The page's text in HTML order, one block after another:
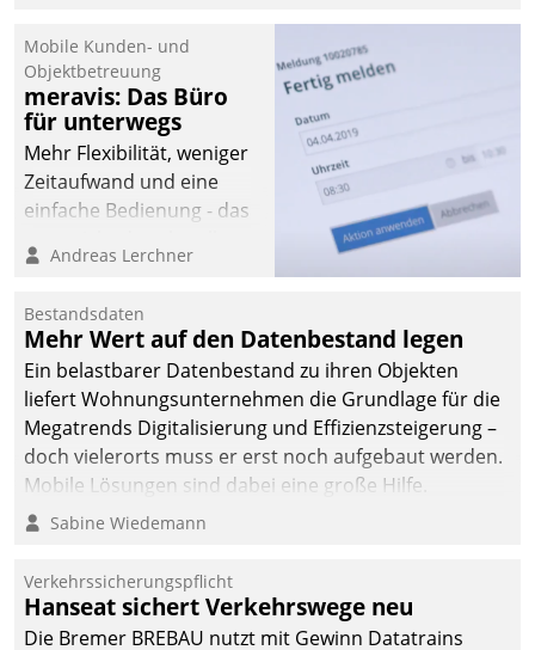
Mobile Kunden- und
Objektbetreuung
meravis: Das Büro
für unterwegs
Mehr Flexibilität, weniger
Zeitaufwand und eine
einfache Bedienung - das
Cockpit für mobile
Datatrain. Die meravis
Wohnungsbau- und
Immobilien GmbH hat
sich dabei für den Betrieb
der Lösung über die SAP
Cloud Platform
entschieden - als erstes
Unternehmen am
Andreas Lerchner
Bestandsdaten
Mehr Wert auf den Datenbestand legen
Ein belastbarer Datenbestand zu ihren Objekten
liefert Wohnungsunternehmen die Grundlage für die
Megatrends Digitalisierung und Effizienzsteigerung –
doch vielerorts muss er erst noch aufgebaut werden.
Mobile Lösungen sind dabei eine große Hilfe.
Sabine Wiedemann
Verkehrssicherungspflicht
Hanseat sichert Verkehrswege neu
Die Bremer BREBAU nutzt mit Gewinn Datatrains